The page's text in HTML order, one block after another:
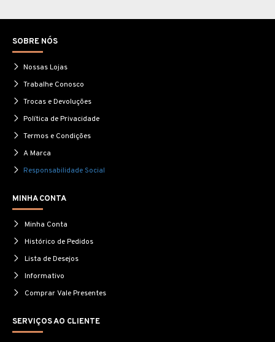
SOBRE NÓS
Nossas Lojas
Trabalhe Conosco
Trocas e Devoluções
Política de Privacidade
Termos e Condições
A Marca
Responsabilidade Social
MINHA CONTA
Minha Conta
Histórico de Pedidos
Lista de Desejos
Informativo
Comprar Vale Presentes
SERVIÇOS AO CLIENTE